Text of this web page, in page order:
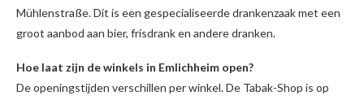
Mühlenstraße. Dit is een gespecialiseerde drankenzaak met een
groot aanbod aan bier, frisdrank en andere dranken.
Hoe laat zijn de winkels in Emlichheim open?
De openingstijden verschillen per winkel. De Tabak-Shop is op